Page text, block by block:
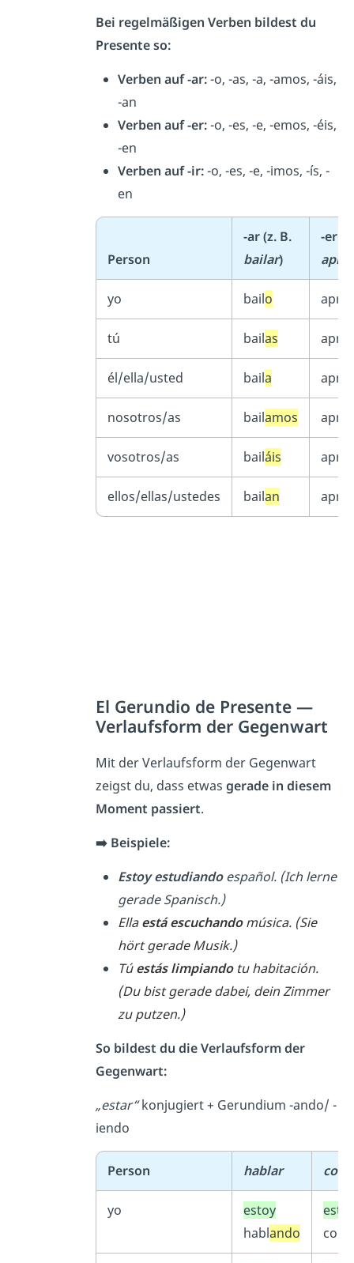
Bei regelmäßigen Verben bildest du
Presente so:
Verben auf -ar:-o, -as, -a, -amos, -áis,
-an
Verben auf -er:-o, -es, -e, -emos, -éis,
-en
Verben auf -ir:-o, -es, -e, -imos, -ís, -
en
Person
-ar (z. B.
bailar)
-er
yo bailo
tú bailas
él/ella/usted baila
nosotros/as bailamos
vosotros/as bailáis
ellos/ellas/ustedes bailan
El Gerundio de Presente —
Verlaufsform der Gegenwart
Mit der Verlaufsform der Gegenwart
zeigst du, dass etwas gerade in diesem
Moment passiert.
➡️ Beispiele:
Estoy estudiandoespañol. (Ich lerne
gerade Spanisch.)
Ellaestá escuchandomúsica. (Sie
hört gerade Musik.)
Túestás limpiandotu habitación.
(Du bist gerade dabei, dein Zimmer
zu putzen.)
So bildest du die Verlaufsform der
Gegenwart:
„estar“konjugiert + Gerundium -ando/ -
iendo
Person hablar
yo
estoy
hablando
com